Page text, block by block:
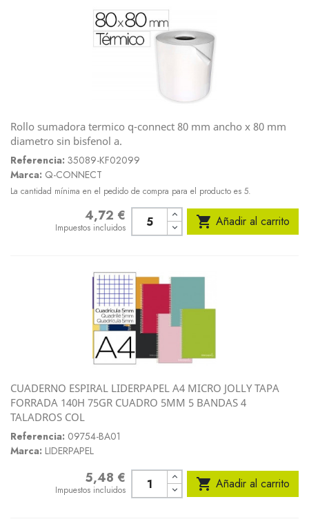
Rollo sumadora termico q-connect 80 mm ancho x 80 mm
diametro sin bisfenol a.
Referencia: 35089-KF02099
Marca: Q-CONNECT
La cantidad mínima en el pedido de compra para el producto es 5.
4,72 €
Impuestos incluidos  Añadir al carrito
CUADERNO ESPIRAL LIDERPAPEL A4 MICRO JOLLY TAPA
FORRADA 140H 75GR CUADRO 5MM 5 BANDAS 4
TALADROS COL
Referencia: 09754-BA01
Marca: LIDERPAPEL
5,48 €
Impuestos incluidos  Añadir al carrito